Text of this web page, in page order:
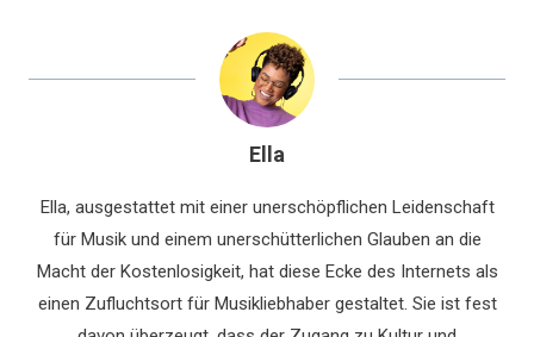
Ella
Ella, ausgestattet mit einer unerschöpflichen Leidenschaft
für Musik und einem unerschütterlichen Glauben an die
Macht der Kostenlosigkeit, hat diese Ecke des Internets als
einen Zufluchtsort für Musikliebhaber gestaltet. Sie ist fest